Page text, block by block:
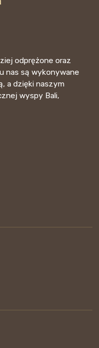
odprężone oraz
nas są wykonywane
a dzięki naszym
wyspy Bali,